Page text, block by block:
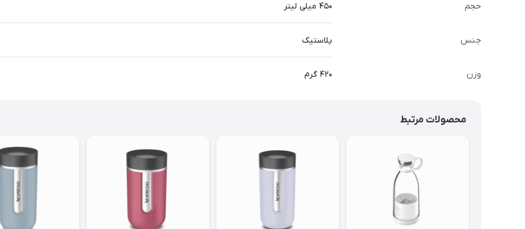
حجم ۴۵۰ میلی لیتر
جنس پلاستیک
وزن ۴۲۰ گرم
محصولات مرتبط